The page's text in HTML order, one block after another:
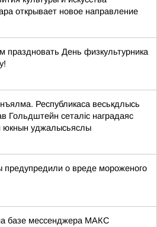
открывает новое направление
праздновать День физкультурника
Республикаса веськдлысь
Гольдштейн сеталіс наградаяс
юкнын уджалысьяслы
предупредили о вреде мороженого
базе мессенджера МАКС